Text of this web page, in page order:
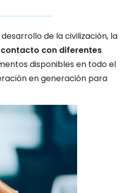
de la civilización, la
con diferentes
disponibles en todo el
en generación para